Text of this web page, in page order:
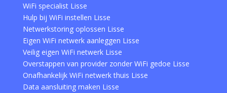
WiFi specialist Lisse
Hulp bij WiFi instellen Lisse
Netwerkstoring oplossen Lisse
Eigen WiFi netwerk aanleggen Lisse
Veilig eigen WiFi netwerk Lisse
Overstappen van provider zonder WiFi gedoe Lisse
Onafhankelijk WiFi netwerk thuis Lisse
Data aansluiting maken Lisse